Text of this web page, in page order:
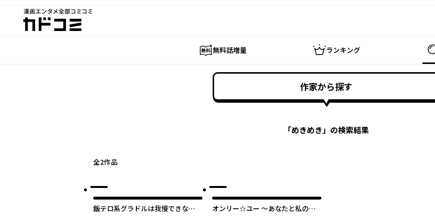
漫画エンタメ全部コミコミ
カドコミ
無料話増量 ランキング
作家から探す
「めきめき」の検索結果
全2作品
飯テロ系グラドルは我慢できな
オンリー☆ユー ～あなたと私の二